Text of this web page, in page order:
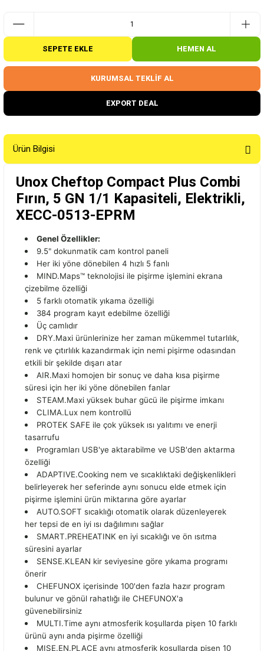
SEPETE EKLE HEMEN AL
KURUMSAL TEKLİF AL
EXPORT DEAL
Ürün Bilgisi
Unox Cheftop Compact Plus Combi
Fırın, 5 GN 1/1 Kapasiteli, Elektrikli,
XECC-0513-EPRM
Genel Özellikler:
9.5" dokunmatik cam kontrol paneli
Her iki yöne dönebilen 4 hızlı 5 fanlı
MIND.Maps™ teknolojisi ile pişirme işlemini ekrana
çizebilme özelliği
5 farklı otomatik yıkama özelliği
384 program kayıt edebilme özelliği
Üç camlıdır
DRY.Maxi ürünlerinize her zaman mükemmel tutarlılık,
renk ve çıtırlılık kazandırmak için nemi pişirme odasından
etkili bir şekilde dışarı atar
AIR.Maxi homojen bir sonuç ve daha kısa pişirme
süresi için her iki yöne dönebilen fanlar
STEAM.Maxi yüksek buhar gücü ile pişirme imkanı
CLIMA.Lux nem kontrollü
PROTEK SAFE ile çok yüksek ısı yalıtımı ve enerji
tasarrufu
Programları USB'ye aktarabilme ve USB'den aktarma
özelliği
ADAPTIVE.Cooking nem ve sıcaklıktaki değişkenlikleri
belirleyerek her seferinde aynı sonucu elde etmek için
pişirme işlemini ürün miktarına göre ayarlar
AUTO.SOFT sıcaklığı otomatik olarak düzenleyerek
her tepsi de en iyi ısı dağılımını sağlar
SMART.PREHEATINK en iyi sıcaklığı ve ön ısıtma
süresini ayarlar
SENSE.KLEAN kir seviyesine göre yıkama programı
önerir
CHEFUNOX içerisinde 100'den fazla hazır program
bulunur ve gönül rahatlığı ile CHEFUNOX'a
güvenebilirsiniz
MULTI.Time aynı atmosferik koşullarda pişen 10 farklı
ürünü aynı anda pişirme özelliği
MISE.EN.PLACE aynı atmosferik koşullarda pişen 10